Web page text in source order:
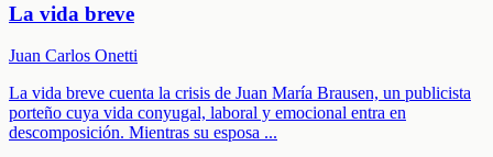
La vida breve
Juan Carlos Onetti
La vida breve cuenta la crisis de Juan María Brausen, un publicista
porteño cuya vida conyugal, laboral y emocional entra en
descomposición. Mientras su esposa ...